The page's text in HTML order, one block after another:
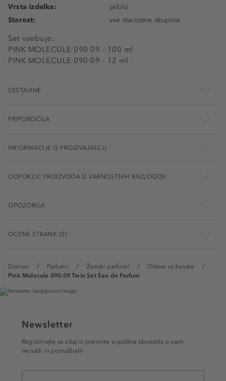
Domov Parfumi Ženski parfumi
Dišave za ženske
Pink Molecule 090.09 Twin Set Eau de Parfum
Set vsebuje:
PINK MOLECULE 090·09 - 100 ml
PINK MOLECULE 090·09 - 12 ml
Vrsta izdelka:
pršilo
Starost:
vse starostne skupine
SESTAVINE
PRIPOROČILA
INFORMACIJE O PROIZVAJALCU
ODPOKLIC PROIZVODA IZ VARNOSTNIH RAZLOGOV
OPOZORILA
OCENE STRANK (0)
Newsletter
Registrirajte se zdaj in prejmite e-poštna obvestila o vseh
trendih in ponudbah!